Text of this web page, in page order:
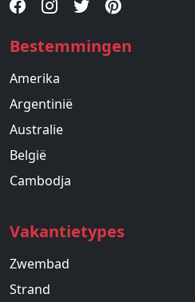
Bestemmingen
Amerika
Argentinië
Australie
België
Cambodja
Vakantietypes
Zwembad
Strand